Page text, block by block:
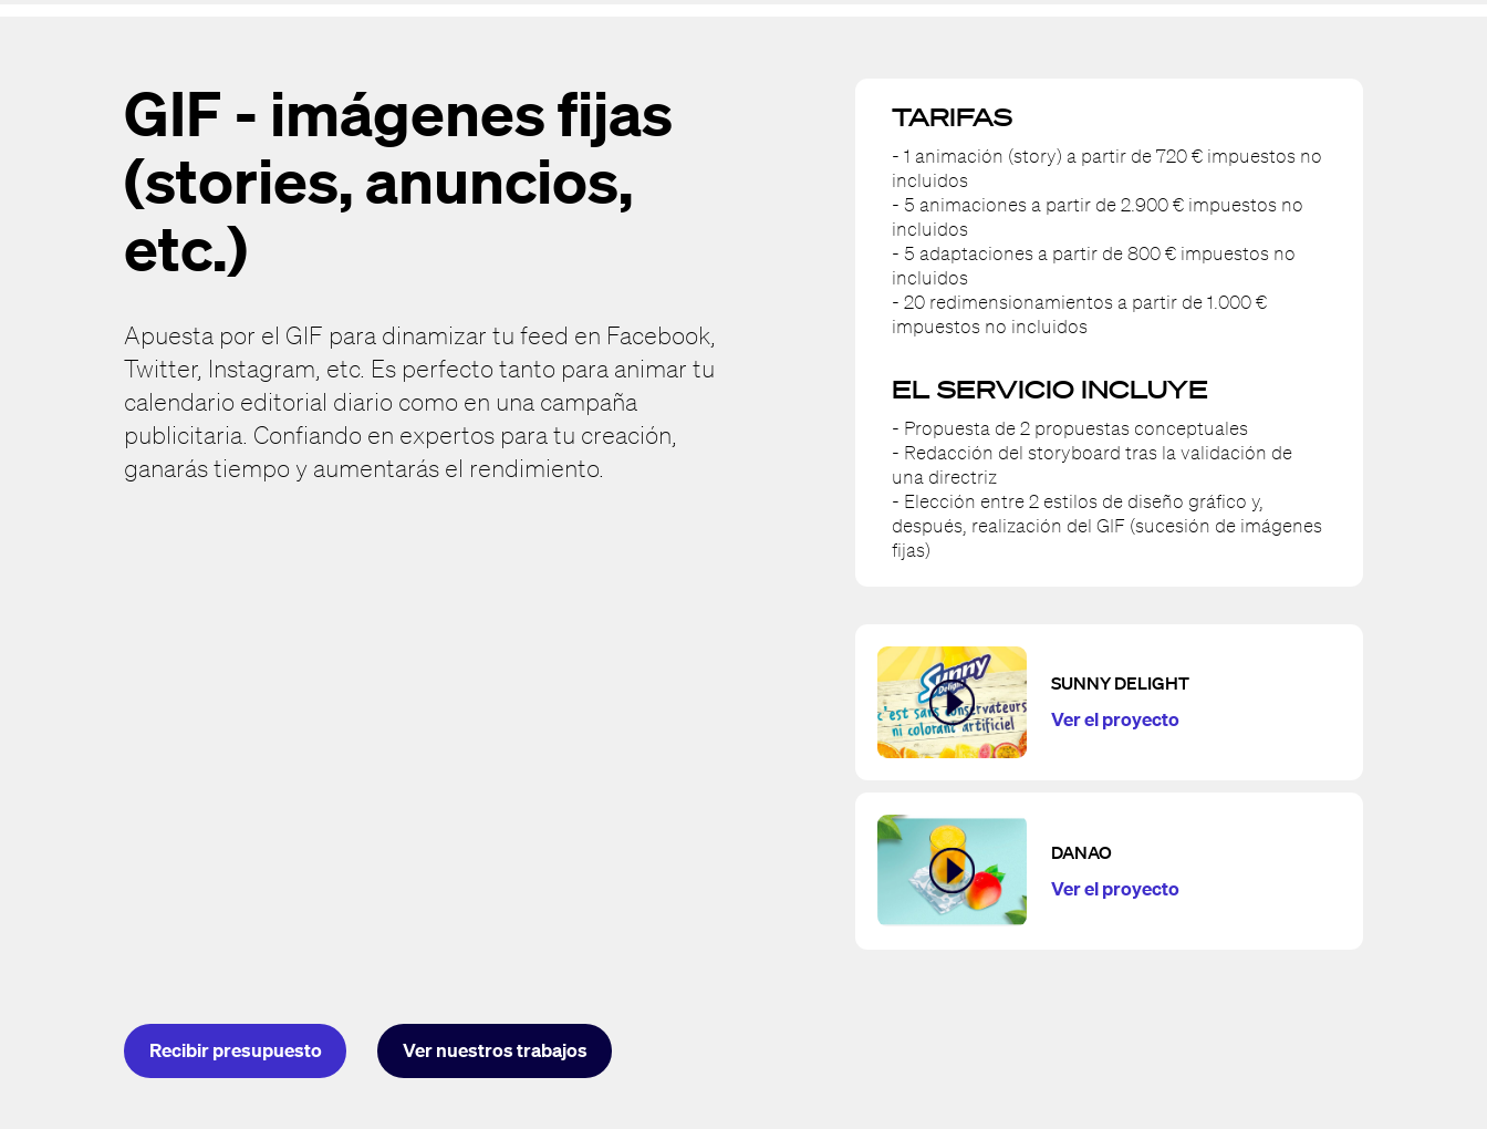
GIF - imágenes fijas
(stories, anuncios,
etc.)
Apuesta por el GIF para dinamizar tu feed en Facebook,
Twitter, Instagram, etc. Es perfecto tanto para animar tu
calendario editorial diario como en una campaña
publicitaria. Confiando en expertos para tu creación,
ganarás tiempo y aumentarás el rendimiento.
TARIFAS
- 1 animación (story) a partir de 720 € impuestos no
incluidos
- 5 animaciones a partir de 2.900 € impuestos no
incluidos
- 5 adaptaciones a partir de 800 € impuestos no
incluidos
- 20 redimensionamientos a partir de 1.000 €
impuestos no incluidos
EL SERVICIO INCLUYE
- Propuesta de 2 propuestas conceptuales
- Redacción del storyboard tras la validación de
una directriz
- Elección entre 2 estilos de diseño gráfico y,
después, realización del GIF (sucesión de imágenes
fijas)
SUNNY DELIGHT
Ver el proyecto
DANAO
Ver el proyecto
Recibir presupuesto Ver nuestros trabajos